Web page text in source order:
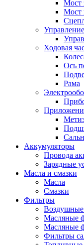
Мост
Мост
Управление
Ходовая
Ось
Рама
Аккумуляторы
Провода
Зарядные
Масла и смазки
Масла
Смазки
Фильтры
Масляные
Масляные
Фильтры